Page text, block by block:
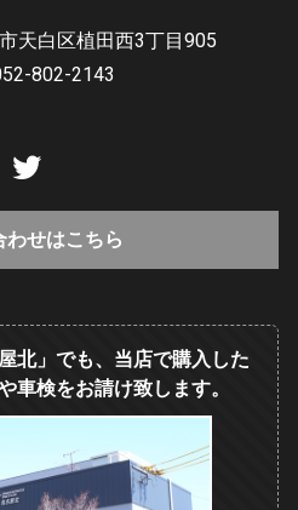
天白区植田西3丁目905
802-2143
わせはこちら
北」でも、当店で購入した
車検をお請け致します。